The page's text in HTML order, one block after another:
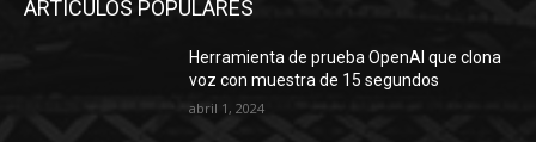
ARTÍCULOS POPULARES
Herramienta de prueba OpenAI que clona
voz con muestra de 15 segundos
abril 1, 2024